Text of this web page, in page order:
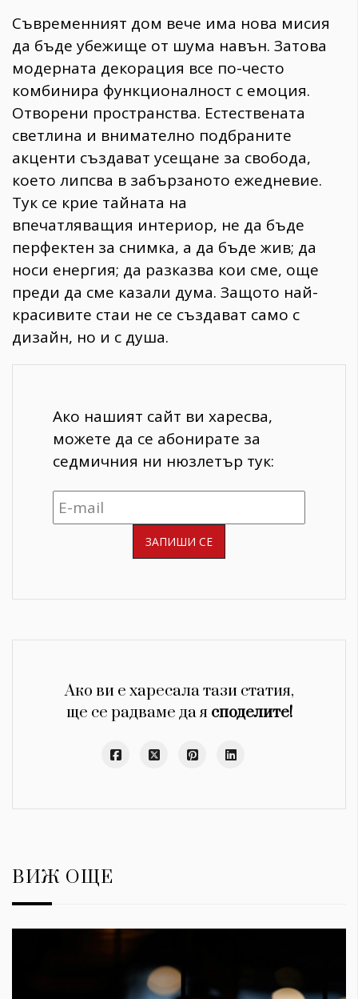
Съвременният дом вече има нова мисия
да бъде убежище от шума навън. Затова
модерната декорация все по-често
комбинира функционалност с емоция.
Отворени пространства. Естествената
светлина и внимателно подбраните
акценти създават усещане за свобода,
което липсва в забързаното ежедневие.
Тук се крие тайната на
впечатляващия интериор, не да бъде
перфектен за снимка, а да бъде жив; да
носи енергия; да разказва кои сме, още
преди да сме казали дума. Защото най-
красивите стаи не се създават само с
дизайн, но и с душа.
Ако нашият сайт ви харесва,
можете да се абонирате за
седмичния ни нюзлетър тук:
Ако ви е харесала тази статия,
ще се радваме да я споделите!
ВИЖ ОЩЕ